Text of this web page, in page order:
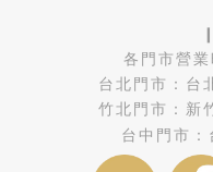
各門市營業
台北門市： 台
竹北門市： 新
台中門市：